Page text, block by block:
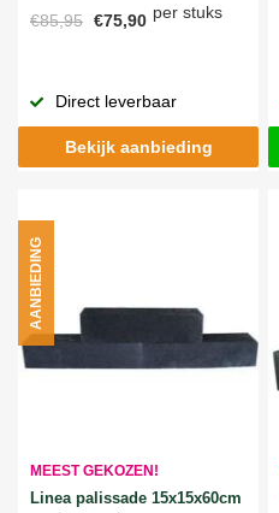
€85,95 €75,90 per stuks
Direct leverbaar
Bekijk aanbieding
MEEST GEKOZEN!
Linea palissade 15x15x60cm
AANBIEDING